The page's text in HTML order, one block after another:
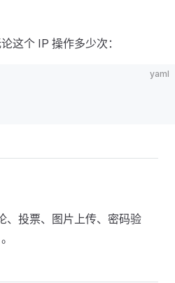
这个 IP 操作多少次：
yaml
、投票、图片上传、密码验